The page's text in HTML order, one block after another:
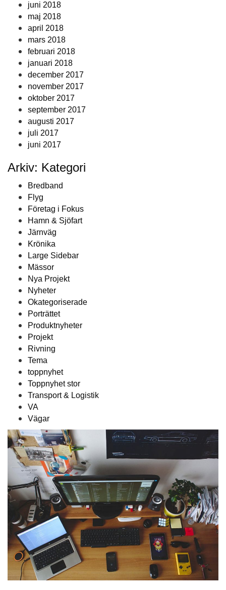
juni 2018
maj 2018
april 2018
mars 2018
februari 2018
januari 2018
december 2017
november 2017
oktober 2017
september 2017
augusti 2017
juli 2017
juni 2017
Arkiv: Kategori
Bredband
Flyg
Företag i Fokus
Hamn & Sjöfart
Järnväg
Krönika
Large Sidebar
Mässor
Nya Projekt
Nyheter
Okategoriserade
Porträttet
Produktnyheter
Projekt
Rivning
Tema
toppnyhet
Toppnyhet stor
Transport & Logistik
VA
Vägar